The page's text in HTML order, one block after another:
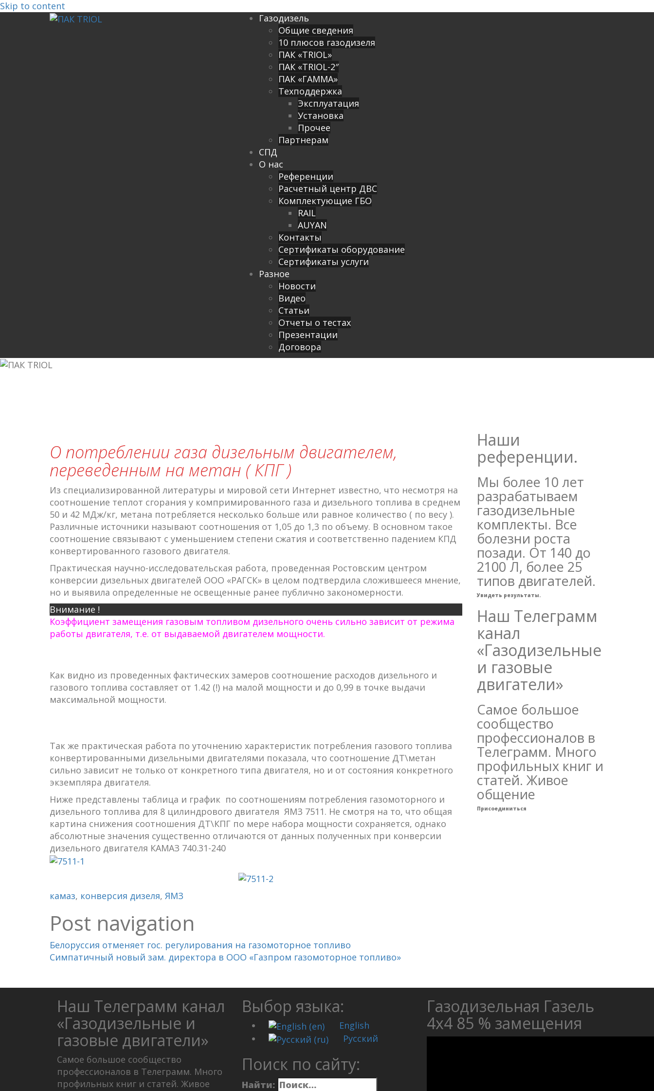
Skip to content
Газодизель
Общие сведения
10 плюсов газодизеля
ПАК «TRIOL»
ПАК «TRIOL-2″
ПАК «ГАММА»
Техподдержка
Эксплуатация
Установка
Прочее
Партнерам
СПД
О нас
Референции
Расчетный центр ДВС
Комплектующие ГБО
RAIL
AUYAN
Контакты
Сертификаты оборудование
Сертификаты услуги
Разное
Новости
Видео
Cтатьи
Отчеты о тестах
Презентации
Договора
О потреблении газа дизельным двигателем,
переведенным на метан ( КПГ )
Из специализированной литературы и мировой сети Интернет известно, что несмотря на
соотношение теплот сгорания у компримированного газа и дизельного топлива в среднем
50 и 42 МДж/кг, метана потребляется несколько больше или равное количество ( по весу ).
Различные источники называют соотношения от 1,05 до 1,3 по объему. В основном такое
соотношение связывают с уменьшением степени сжатия и соответственно падением КПД
конвертированного газового двигателя.
Практическая научно-исследовательская работа, проведенная Ростовским центром
конверсии дизельных двигателей ООО «РАГСК» в целом подтвердила сложившееся мнение,
но и выявила определенные не освещенные ранее публично закономерности.
Внимание !
Коэффициент замещения газовым топливом дизельного очень сильно зависит от режима
работы двигателя, т.е. от выдаваемой двигателем мощности.
Как видно из проведенных фактических замеров соотношение расходов дизельного и
газового топлива составляет от 1.42 (!) на малой мощности и до 0,99 в точке выдачи
максимальной мощности.
Так же практическая работа по уточнению характеристик потребления газового топлива
конвертированными дизельными двигателями показала, что соотношение ДТ\метан
сильно зависит не только от конкретного типа двигателя, но и от состояния конкретного
экземпляра двигателя.
Ниже представлены таблица и график по соотношениям потребления газомоторного и
дизельного топлива для 8 цилиндрового двигателя ЯМЗ 7511. Не смотря на то, что общая
картина снижения соотношения ДТ\КПГ по мере набора мощности сохраняется, однако
абсолютные значения существенно отличаются от данных полученных при конверсии
дизельного двигателя КАМАЗ 740.31-240
камаз, конверсия дизеля, ЯМЗ
Post navigation
Белоруссия отменяет гос. регулирования на газомоторное топливо
Симпатичный новый зам. директора в ООО «Газпром газомоторное топливо»
Наши
референции.
Мы более 10 лет
разрабатываем
газодизельные
комплекты. Все
болезни роста
позади. От 140 до
2100 Л, более 25
типов двигателей.
Увидеть результаты.
Наш Телеграмм
канал
«Газодизельные
и газовые
двигатели»
Самое большое
сообщество
профессионалов в
Телеграмм. Много
профильных книг и
статей. Живое
общение
Присоединиться
Наш Телеграмм канал
«Газодизельные и
газовые двигатели»
Самое большое сообщество
профессионалов в Телеграмм. Много
профильных книг и статей. Живое
Выбор языка:
English
Русский
Поиск по сайту:
Найти:
Газодизельная Газель
4х4 85 % замещения